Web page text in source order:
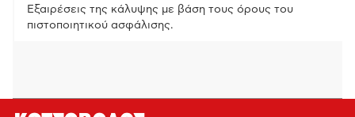
Εξαιρέσεις της κάλυψης με βάση τους όρους του
πιστοποιητικού ασφάλισης.